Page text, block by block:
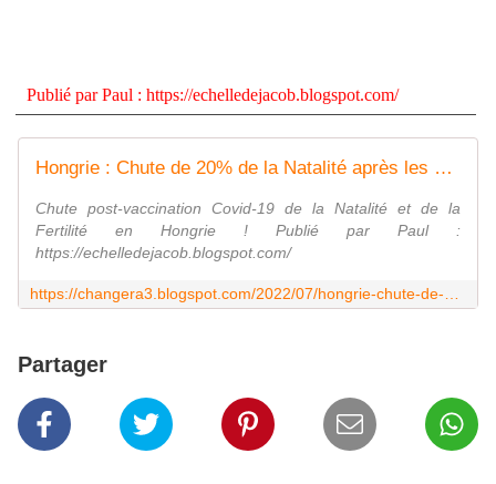
Publié parPaul : https://echelledejacob.blogspot.com/
Hongrie : Chute de 20% de la Natalité après les Vaxx !
Chute post-vaccination Covid-19 de la Natalité et de la
Fertilité en Hongrie ! Publié par Paul :
https://echelledejacob.blogspot.com/
Partager